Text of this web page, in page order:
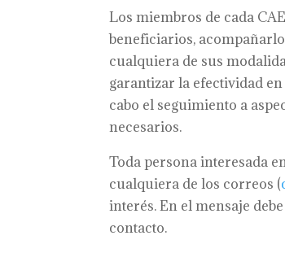
Los miembros de cada
beneficiarios,
cualquiera de sus
garantizar la efectividad
cabo el seguimiento a
necesarios.
Toda persona interesada
cualquiera de los correos (
interés. En el mensaje
contacto.